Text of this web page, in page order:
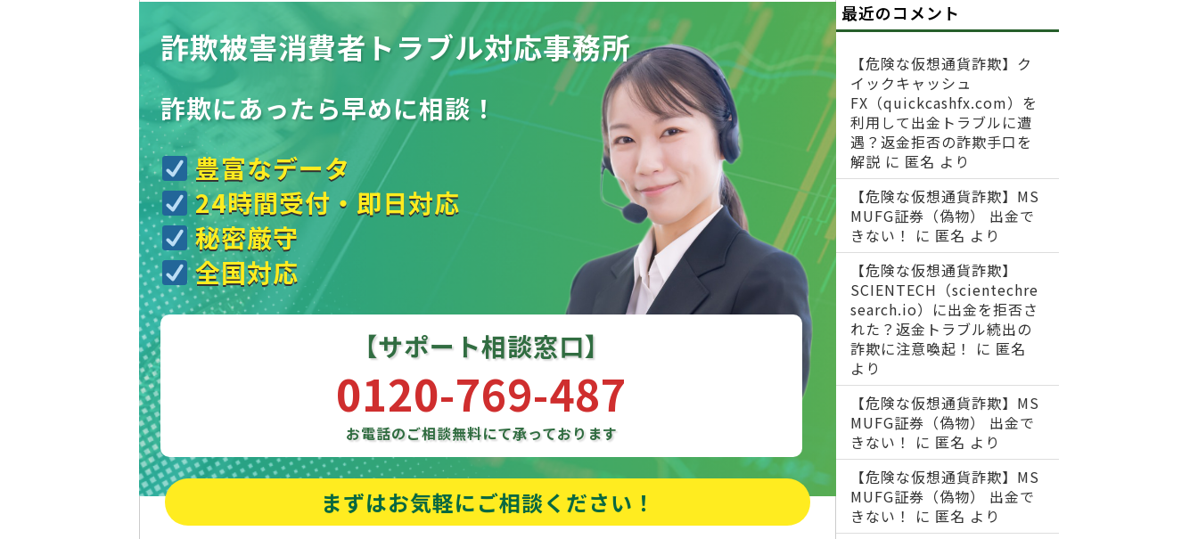
詐欺被害消費者トラブル対応事務所
詐欺にあったら早めに相談！
豊富なデータ
24時間受付・即日対応
秘密厳守
全国対応
【サポート相談窓口】
0120-769-487
お電話のご相談無料にて承っております
まずはお気軽にご相談ください！
最近のコメント
【危険な仮想通貨詐欺】ク
イックキャッシュ
FX（quickcashfx.com）を
利用して出金トラブルに遭
遇？返金拒否の詐欺手口を
解説 に 匿名 より
【危険な仮想通貨詐欺】MS
MUFG証券（偽物） 出金で
きない！
に 匿名 より
【危険な仮想通貨詐欺】
SCIENTECH（scientechre
search.io）に出金を拒否さ
れた？返金トラブル続出の
詐欺に注意喚起！
に 匿名
より
【危険な仮想通貨詐欺】MS
MUFG証券（偽物） 出金で
きない！
に 匿名 より
【危険な仮想通貨詐欺】MS
MUFG証券（偽物） 出金で
きない！
に 匿名 より